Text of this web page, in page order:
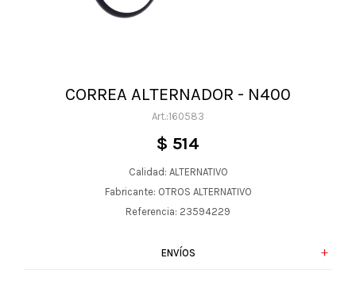
CORREA ALTERNADOR - N400
160583
$ 514
Calidad: ALTERNATIVO
Fabricante: OTROS ALTERNATIVO
Referencia: 23594229
ENVÍOS